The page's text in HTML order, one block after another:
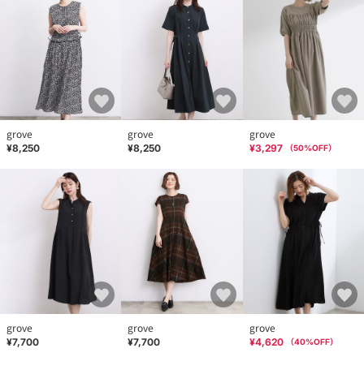
grove
¥8,250
grove
¥8,250
grove
¥3,297 （50%OFF）
grove
¥7,700
grove
¥7,700
grove
¥4,620 （40%OFF）